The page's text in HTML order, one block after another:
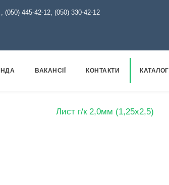
, (050) 445-42-12, (050) 330-42-12
ВАКАНСІЇ КОНТАКТИ КАТАЛОГ
Лист г/к 2,0мм (1,25х2,5)